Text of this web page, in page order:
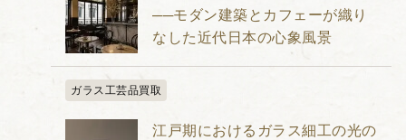
──モダン建築とカフェーが織り
なした近代日本の心象風景
ガラス工芸品買取
江戸期におけるガラス細工の光の